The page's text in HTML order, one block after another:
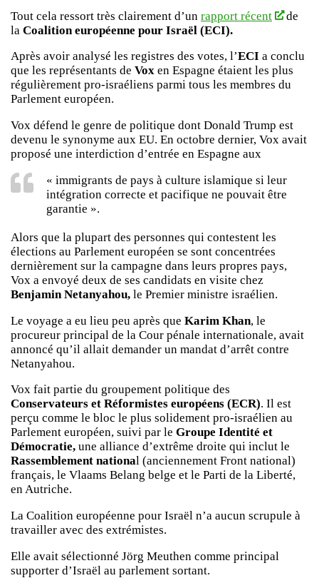
Tout cela ressort très clairement d’un rapport récent
de
la Coalition européenne pour Israël (ECI).
Après avoir analysé les registres des votes, l’ECI a conclu
que les représentants de Vox en Espagne étaient les plus
régulièrement pro-israéliens parmi tous les membres du
Parlement européen.
Vox défend le genre de politique dont Donald Trump est
devenu le synonyme aux EU. En octobre dernier, Vox avait
proposé une interdiction d’entrée en Espagne aux
« immigrants de pays à culture islamique si leur
intégration correcte et pacifique ne pouvait être
garantie ».
Alors que la plupart des personnes qui contestent les
élections au Parlement européen se sont concentrées
dernièrement sur la campagne dans leurs propres pays,
Vox a envoyé deux de ses candidats en visite chez
Benjamin Netanyahou, le Premier ministre israélien.
Le voyage a eu lieu peu après que Karim Khan, le
procureur principal de la Cour pénale internationale, avait
annoncé qu’il allait demander un mandat d’arrêt contre
Netanyahou.
Vox fait partie du groupement politique des
Conservateurs et Réformistes européens (ECR). Il est
perçu comme le bloc le plus solidement pro-israélien au
Parlement européen, suivi par le Groupe Identité et
Démocratie, une alliance d’extrême droite qui inclut le
Rassemblement national (anciennement Front national)
français, le Vlaams Belang belge et le Parti de la Liberté,
en Autriche.
La Coalition européenne pour Israël n’a aucun scrupule à
travailler avec des extrémistes.
Elle avait sélectionné Jörg Meuthen comme principal
supporter d’Israël au parlement sortant.